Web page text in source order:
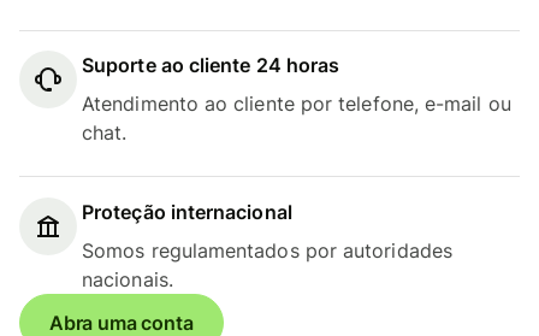
Suporte ao cliente 24 horas
Atendimento ao cliente por telefone, e-mail ou
chat.
Proteção internacional
Somos regulamentados por autoridades
nacionais.
Abra uma conta